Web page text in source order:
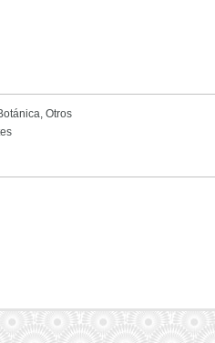
, Otros